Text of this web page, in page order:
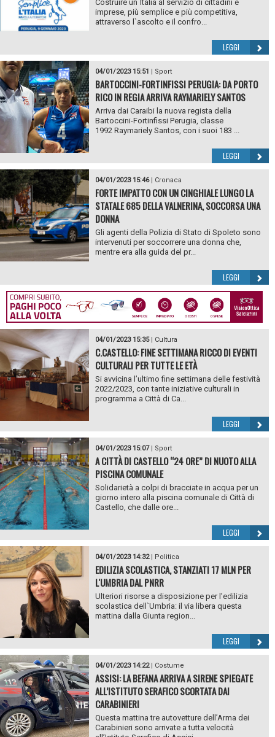
Costruire un`Italia al servizio di cittadini e
imprese, più semplice e più competitiva,
attraverso l`ascolto e il confro...
LEGGI
04/01/2023 15:51 | Sport
BARTOCCINI-FORTINFISSI PERUGIA: DA PORTO
RICO IN REGIA ARRIVA RAYMARIELY SANTOS
Arriva dai Caraibi la nuova regista della
Bartoccini-Fortinfissi Perugia, classe
1992 Raymariely Santos, con i suoi 183 ...
LEGGI
04/01/2023 15:46| Cronaca
FORTE IMPATTO CON UN CINGHIALE LUNGO LA
STATALE 685 DELLA VALNERINA, SOCCORSA UNA
DONNA
Gli agenti della Polizia di Stato di Spoleto sono
intervenuti per soccorrere una donna che,
mentre era alla guida del pr...
LEGGI
04/01/2023 15:35| Cultura
C.CASTELLO: FINE SETTIMANA RICCO DI EVENTI
CULTURALI PER TUTTE LE ETÀ
Si avvicina l’ultimo fine settimana delle festività
2022/2023, con tante iniziative culturali in
programma a Città di Ca...
LEGGI
04/01/2023 15:07| Sport
A CITTÀ DI CASTELLO “24 ORE” DI NUOTO ALLA
PISCINA COMUNALE
Solidarietà a colpi di bracciate in acqua per un
giorno intero alla piscina comunale di Città di
Castello, che dalle ore...
LEGGI
04/01/2023 14:32| Politica
EDILIZIA SCOLASTICA, STANZIATI 17 MLN PER
L'UMBRIA DAL PNRR
Ulteriori risorse a disposizione per l’edilizia
scolastica dell`Umbria: il via libera questa
mattina dalla Giunta region...
LEGGI
04/01/2023 14:22| Costume
ASSISI: LA BEFANA ARRIVA A SIRENE SPIEGATE
ALL’ISTITUTO SERAFICO SCORTATA DAI
CARABINIERI
Questa mattina tre autovetture dell’Arma dei
Carabinieri sono arrivate a tutta velocità